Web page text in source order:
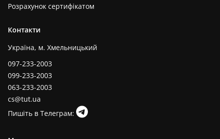
Розрахунок сертифікатом
Контакти
Україна, м. Хмельницький
097-233-2003
099-233-2003
063-233-2003
cs@tut.ua
Пишіть в Телеграм: